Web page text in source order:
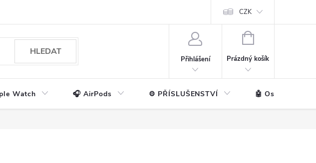
CZK
HLEDAT
Přihlášení
NÁKUPNÍ
Prázdný košík
Watch 🎧 AirPods ⚙️ PŘÍSLUŠENSTVÍ 🤖 Ostatní